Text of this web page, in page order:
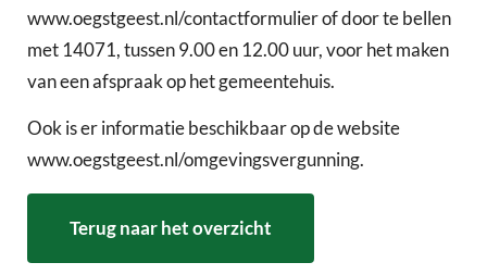
www.oegstgeest.nl/contactformulier of door te bellen
met 14071, tussen 9.00 en 12.00 uur, voor het maken
van een afspraak op het gemeentehuis.
Ook is er informatie beschikbaar op de website
www.oegstgeest.nl/omgevingsvergunning.
Terug naar het overzicht